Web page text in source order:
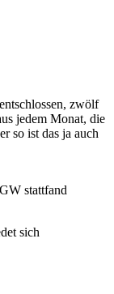
zwölf
jedem Monat, die
so ist das ja auch
stattfand
sich